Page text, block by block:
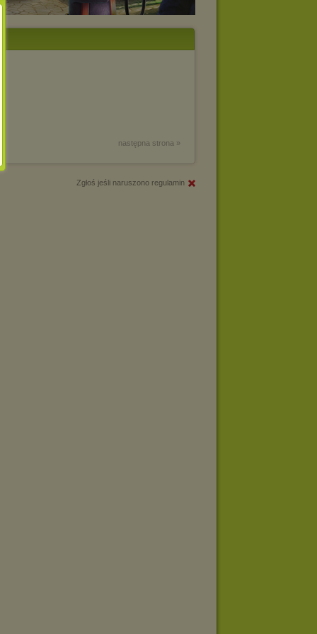
następna strona »
Zgłoś jeśli naruszono regulamin